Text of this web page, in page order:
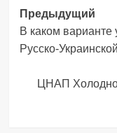
записи
Предыдущий
В каком варианте
Русско-
ЦНАП